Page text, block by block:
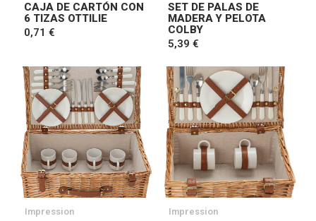
CAJA DE CARTÓN CON
6 TIZAS OTTILIE
0,71 €
SET DE PALAS DE
MADERA Y PELOTA
COLBY
5,39 €
Impression Impression